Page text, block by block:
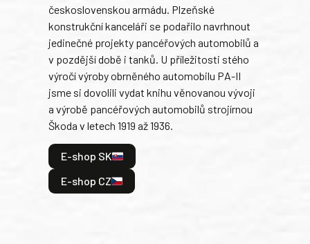
československou armádu. Plzeňské
konstrukční kanceláři se podařilo navrhnout
jedinečné projekty pancéřových automobilů a
v pozdější době i tanků. U příležitosti stého
výročí výroby obrněného automobilu PA-II
jsme si dovolili vydat knihu věnovanou vývoji
a výrobě pancéřových automobilů strojírnou
Škoda v letech 1919 až 1936.
E-shop SK
E-shop CZ